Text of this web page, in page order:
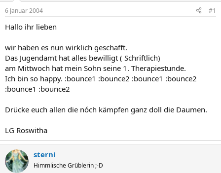
e
r
t
6 Januar 2004 #1
Hallo ihr lieben
wir haben es nun wirklich geschafft.
Das Jugendamt hat alles bewilligt ( Schriftlich)
am Mittwoch hat mein Sohn seine 1. Therapiestunde.
Ich bin so happy. :bounce1 :bounce2 :bounce1 :bounce2
:bounce1 :bounce2
Drücke euch allen die nóch kämpfen ganz doll die Daumen.
LG Roswitha
sterni
Himmlische Grüblerin ;-D